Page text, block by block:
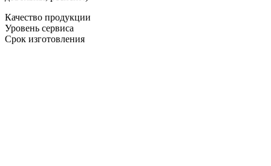
Качество продукции
Уровень сервиса
Срок изготовления